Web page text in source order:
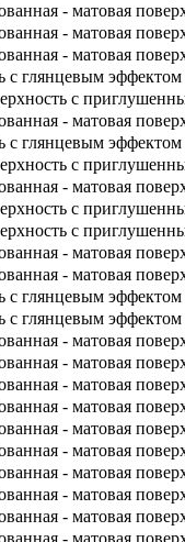
- матовая
- матовая
- матовая
с глянцевым эффектом
с
- матовая
с глянцевым эффектом
с
- матовая
с
с
- матовая
- матовая
с глянцевым эффектом
с глянцевым эффектом
- матовая
- матовая
- матовая
- матовая
- матовая
- матовая
- матовая
- матовая
- матовая